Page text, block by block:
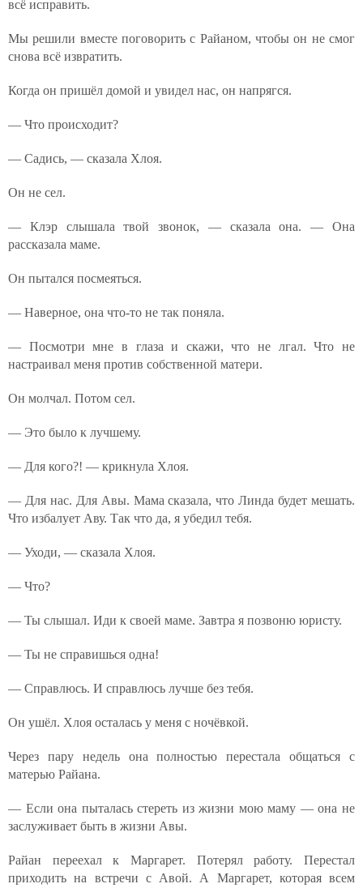
всё исправить.
Мы решили вместе поговорить с Райаном, чтобы он не смог
снова всё извратить.
Когда он пришёл домой и увидел нас, он напрягся.
— Что происходит?
— Садись, — сказала Хлоя.
Он не сел.
— Клэр слышала твой звонок, — сказала она. — Она
рассказала маме.
Он пытался посмеяться.
— Наверное, она что-то не так поняла.
— Посмотри мне в глаза и скажи, что не лгал. Что не
настраивал меня против собственной матери.
Он молчал. Потом сел.
— Это было к лучшему.
— Для кого?! — крикнула Хлоя.
— Для нас. Для Авы. Мама сказала, что Линда будет мешать.
Что избалует Аву. Так что да, я убедил тебя.
— Уходи, — сказала Хлоя.
— Что?
— Ты слышал. Иди к своей маме. Завтра я позвоню юристу.
— Ты не справишься одна!
— Справлюсь. И справлюсь лучше без тебя.
Он ушёл. Хлоя осталась у меня с ночёвкой.
Через пару недель она полностью перестала общаться с
матерью Райана.
— Если она пыталась стереть из жизни мою маму — она не
заслуживает быть в жизни Авы.
Райан переехал к Маргарет. Потерял работу. Перестал
приходить на встречи с Авой. А Маргарет, которая всем